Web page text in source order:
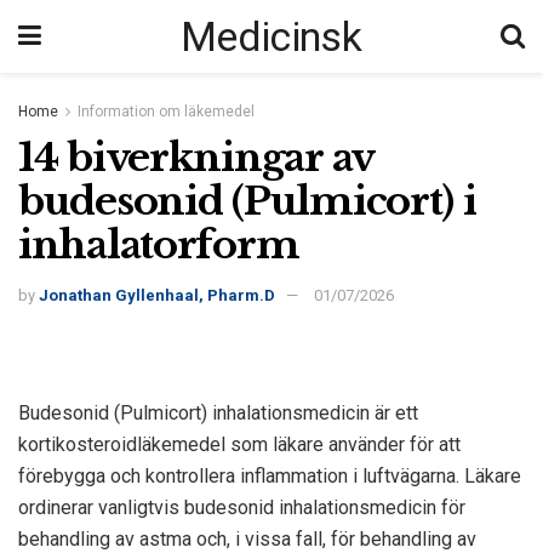
Medicinsk
Home Information om läkemedel
14 biverkningar av
budesonid (Pulmicort) i
inhalatorform
by Jonathan Gyllenhaal, Pharm.D 01/07/2026
Budesonid (Pulmicort) inhalationsmedicin är ett
kortikosteroidläkemedel som läkare använder för att
förebygga och kontrollera inflammation i luftvägarna. Läkare
ordinerar vanligtvis budesonid inhalationsmedicin för
behandling av astma och, i vissa fall, för behandling av